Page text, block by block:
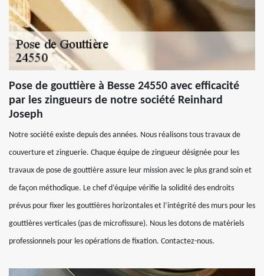
Pose de gouttière à Besse 24550 avec efficacité
par les zingueurs de notre société Reinhard
Joseph
Notre société existe depuis des années. Nous réalisons tous travaux de
couverture et zinguerie. Chaque équipe de zingueur désignée pour les
travaux de pose de gouttière assure leur mission avec le plus grand soin et
de façon méthodique. Le chef d’équipe vérifie la solidité des endroits
prévus pour fixer les gouttières horizontales et l’intégrité des murs pour les
gouttières verticales (pas de microfissure). Nous les dotons de matériels
professionnels pour les opérations de fixation. Contactez-nous.